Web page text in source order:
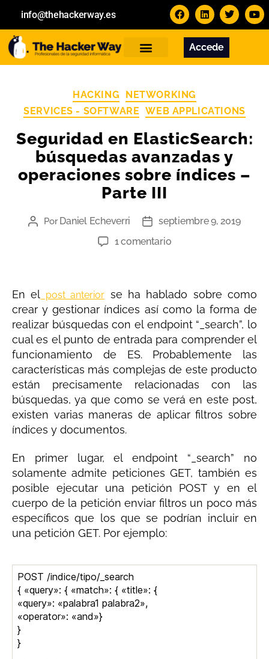
info@thehackerway.es
Accede
HACKING
NETWORKING
SERVICES - SOFTWARE WEB APPLICATIONS
Seguridad en ElasticSearch:
búsquedas avanzadas y
operaciones sobre índices –
Parte III
Por Daniel Echeverri
septiembre 9, 2019
1 comentario
En el post anterior se ha hablado sobre como
crear y gestionar índices así como la forma de
realizar búsquedas con el endpoint “_search”, lo
cual es el punto de entrada para comprender el
funcionamiento de ES. Probablemente las
características más complejas de este producto
están precisamente relacionadas con las
búsquedas, ya que como se verá en este post,
existen varias maneras de aplicar filtros sobre
índices y documentos.
En primer lugar, el endpoint “_search” no
solamente admite peticiones GET, también es
posible ejecutar una petición POST y en el
cuerpo de la petición enviar filtros un poco más
específicos que los que se podrían incluir en
una petición GET. Por ejemplo:
POST /indice/tipo/_search
{ «query»: { «match»: { «title»: {
«query»: «palabra1 palabra2»,
«operator»: «and»}
}
}